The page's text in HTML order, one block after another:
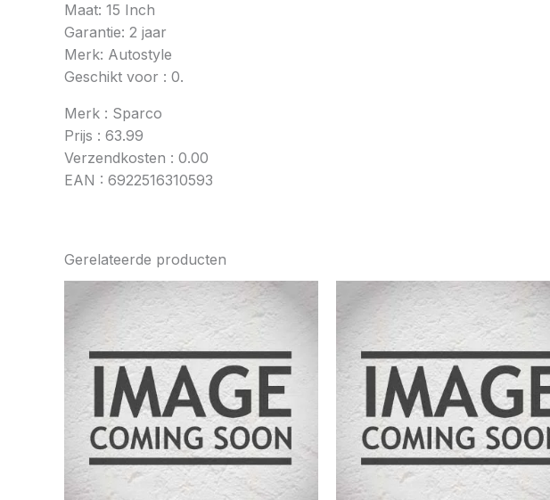
Maat: 15 Inch
Garantie: 2 jaar
Merk: Autostyle
Geschikt voor : 0.
Merk : Sparco
Prijs : 63.99
Verzendkosten : 0.00
EAN : 6922516310593
Gerelateerde producten